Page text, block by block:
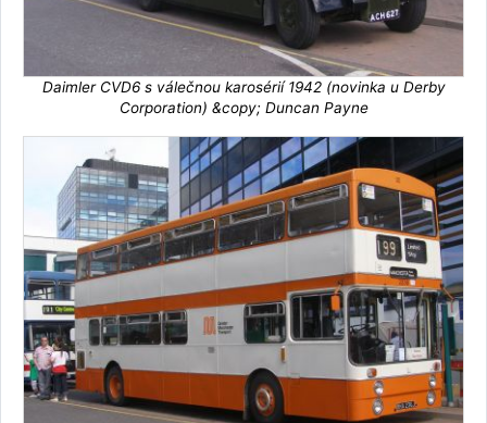
Daimler CVD6 s válečnou karosérií 1942 (novinka u Derby
Corporation) &copy; Duncan Payne